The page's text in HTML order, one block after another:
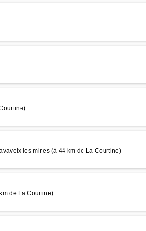
les mines (à 44 km de La Courtine)
de La Courtine)